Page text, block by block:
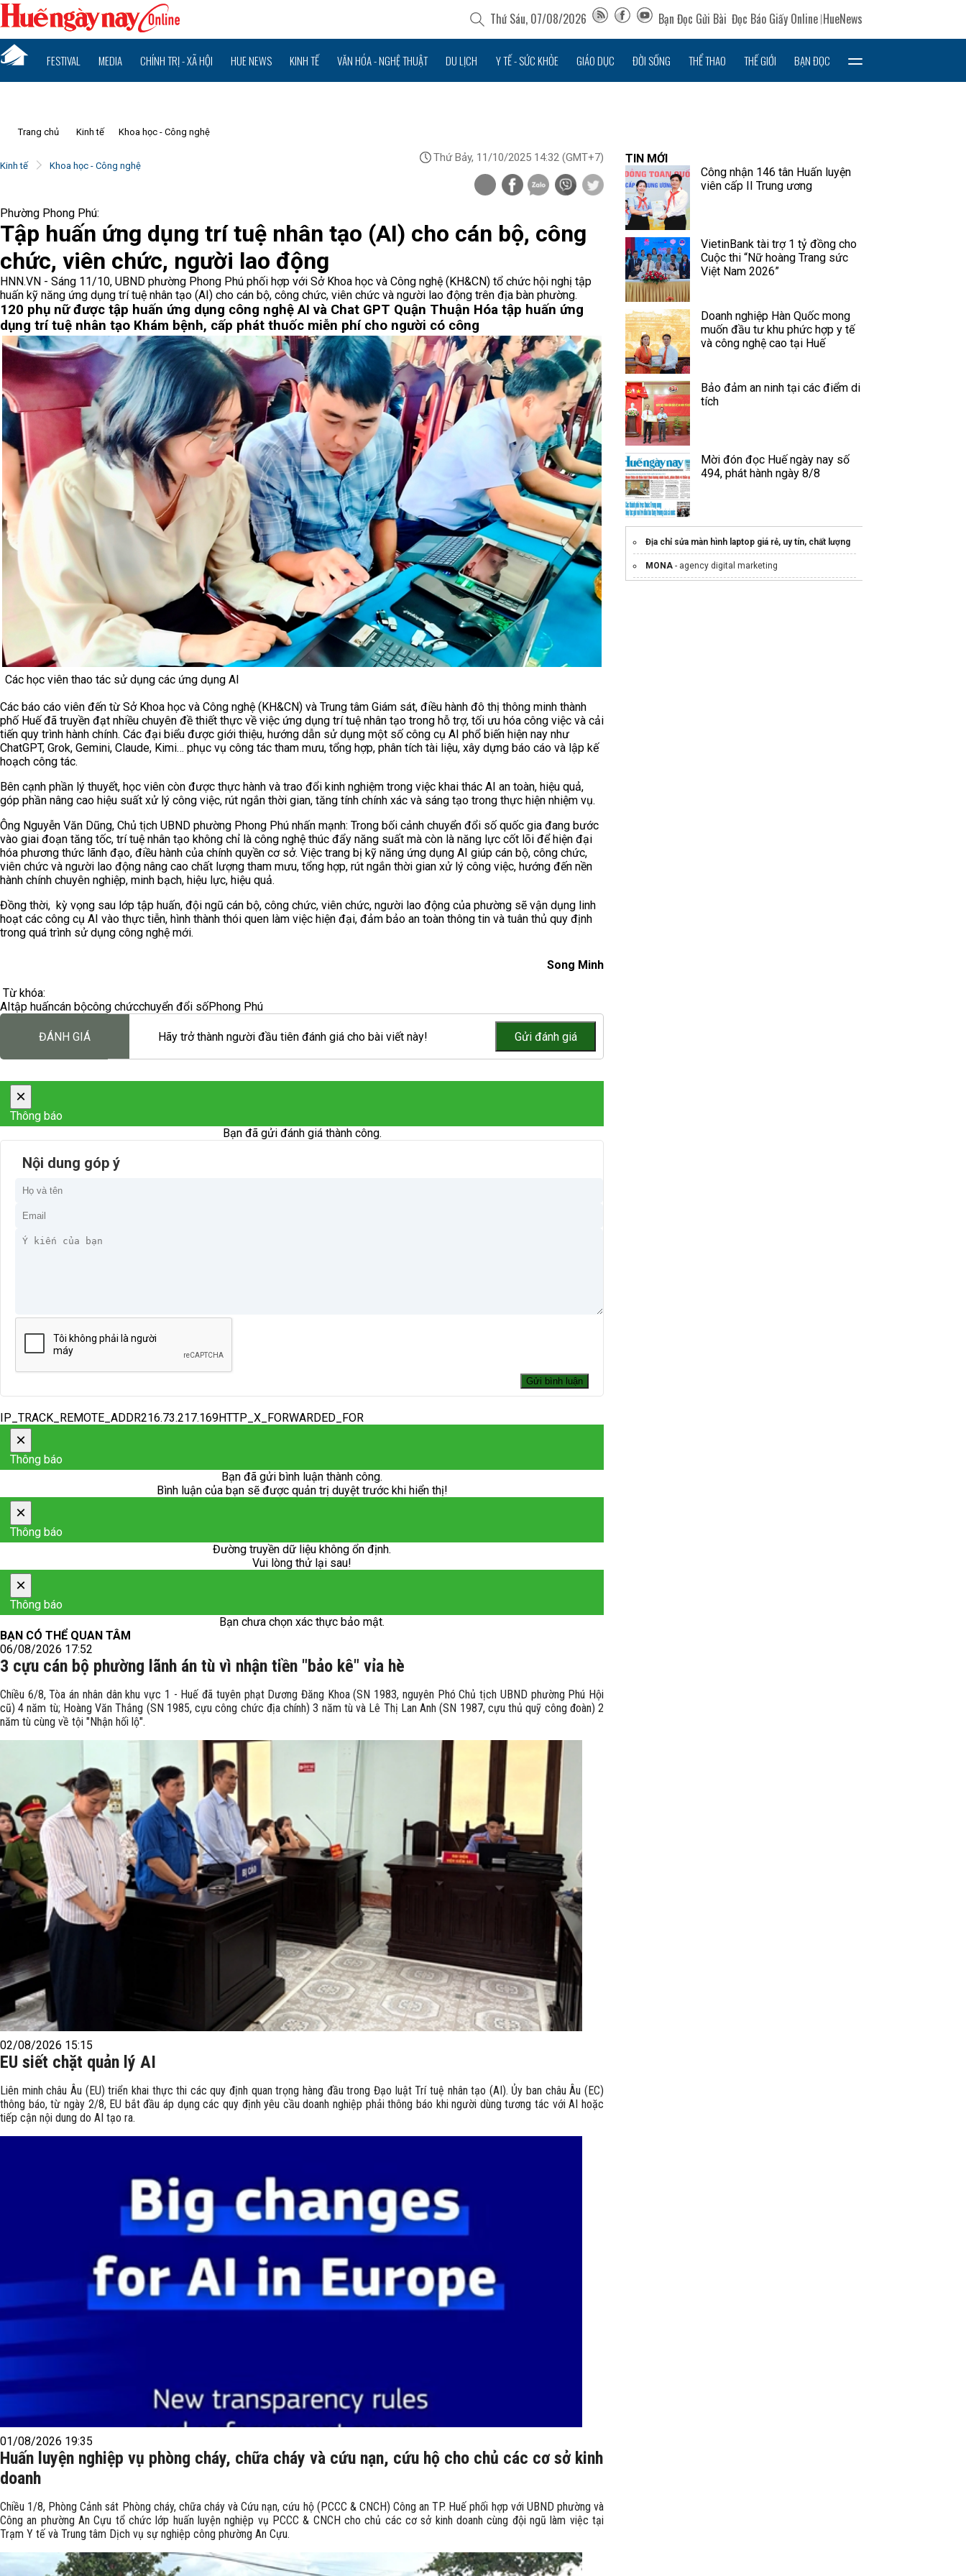
Thứ Sáu, 07/08/2026 Bạn Đọc Gửi Bài Đọc Báo Giấy Online HueNews
FESTIVAL MEDIA CHÍNH TRỊ - XÃ HỘI HUE NEWS KINH TẾ VĂN HÓA - NGHỆ THUẬT DU LỊCH Y TẾ - SỨC KHỎE GIÁO DỤC ĐỜI SỐNG THỂ THAO THẾ GIỚI BẠN ĐỌC
Trang chủ Kinh tế Khoa học - Công nghệ
Kinh tế Khoa học - Công nghệ
Thứ Bảy, 11/10/2025 14:32 (GMT+7)
Phường Phong Phú:
Tập huấn ứng dụng trí tuệ nhân tạo (AI) cho cán bộ, công
chức, viên chức, người lao động
HNN.VN - Sáng 11/10, UBND phường Phong Phú phối hợp với Sở Khoa học và Công nghệ (KH&CN) tổ chức hội nghị tập
huấn kỹ năng ứng dụng trí tuệ nhân tạo (AI) cho cán bộ, công chức, viên chức và người lao động trên địa bàn phường.
120 phụ nữ được tập huấn ứng dụng công nghệ AI và Chat GPT Quận Thuận Hóa tập huấn ứng
dụng trí tuệ nhân tạo Khám bệnh, cấp phát thuốc miễn phí cho người có công
Các học viên thao tác sử dụng các ứng dụng AI
Các báo cáo viên đến từ Sở Khoa học và Công nghệ (KH&CN) và Trung tâm Giám sát, điều hành đô thị thông minh thành
phố Huế đã truyền đạt nhiều chuyên đề thiết thực về việc ứng dụng trí tuệ nhân tạo trong hỗ trợ, tối ưu hóa công việc và cải
tiến quy trình hành chính. Các đại biểu được giới thiệu, hướng dẫn sử dụng một số công cụ AI phổ biến hiện nay như
ChatGPT, Grok, Gemini, Claude, Kimi… phục vụ công tác tham mưu, tổng hợp, phân tích tài liệu, xây dựng báo cáo và lập kế
hoạch công tác.
Bên cạnh phần lý thuyết, học viên còn được thực hành và trao đổi kinh nghiệm trong việc khai thác AI an toàn, hiệu quả,
góp phần nâng cao hiệu suất xử lý công việc, rút ngắn thời gian, tăng tính chính xác và sáng tạo trong thực hiện nhiệm vụ.
Ông Nguyễn Văn Dũng, Chủ tịch UBND phường Phong Phú nhấn mạnh: Trong bối cảnh chuyển đổi số quốc gia đang bước
vào giai đoạn tăng tốc, trí tuệ nhân tạo không chỉ là công nghệ thúc đẩy năng suất mà còn là năng lực cốt lõi để hiện đại
hóa phương thức lãnh đạo, điều hành của chính quyền cơ sở. Việc trang bị kỹ năng ứng dụng AI giúp cán bộ, công chức,
viên chức và người lao động nâng cao chất lượng tham mưu, tổng hợp, rút ngắn thời gian xử lý công việc, hướng đến nền
hành chính chuyên nghiệp, minh bạch, hiệu lực, hiệu quả.
Đồng thời, kỳ vọng sau lớp tập huấn, đội ngũ cán bộ, công chức, viên chức, người lao động của phường sẽ vận dụng linh
hoạt các công cụ AI vào thực tiễn, hình thành thói quen làm việc hiện đại, đảm bảo an toàn thông tin và tuân thủ quy định
trong quá trình sử dụng công nghệ mới.
Song Minh
Từ khóa:
AItập huấncán bộcông chứcchuyển đổi sốPhong Phú
ĐÁNH GIÁ Hãy trở thành người đầu tiên đánh giá cho bài viết này!
×
Thông báo
Bạn đã gửi đánh giá thành công.
Nội dung góp ý
IP_TRACK_REMOTE_ADDR216.73.217.169HTTP_X_FORWARDED_FOR
×
Thông báo
Bạn đã gửi bình luận thành công.
Bình luận của bạn sẽ được quản trị duyệt trước khi hiển thị!
×
Thông báo
Đường truyền dữ liệu không ổn định.
Vui lòng thử lại sau!
×
Thông báo
Bạn chưa chọn xác thực bảo mật.
BẠN CÓ THỂ QUAN TÂM
06/08/2026 17:52
3 cựu cán bộ phường lãnh án tù vì nhận tiền "bảo kê" vỉa hè
Chiều 6/8, Tòa án nhân dân khu vực 1 - Huế đã tuyên phạt Dương Đăng Khoa (SN 1983, nguyên Phó Chủ tịch UBND phường Phú Hội
cũ) 4 năm tù; Hoàng Văn Thắng (SN 1985, cựu công chức địa chính) 3 năm tù và Lê Thị Lan Anh (SN 1987, cựu thủ quỹ công đoàn) 2
năm tù cùng về tội "Nhận hối lộ".
02/08/2026 15:15
EU siết chặt quản lý AI
Liên minh châu Âu (EU) triển khai thực thi các quy định quan trọng hàng đầu trong Đạo luật Trí tuệ nhân tạo (AI). Ủy ban châu Âu (EC)
thông báo, từ ngày 2/8, EU bắt đầu áp dụng các quy định yêu cầu doanh nghiệp phải thông báo khi người dùng tương tác với AI hoặc
tiếp cận nội dung do AI tạo ra.
01/08/2026 19:35
Huấn luyện nghiệp vụ phòng cháy, chữa cháy và cứu nạn, cứu hộ cho chủ các cơ sở kinh
doanh
Chiều 1/8, Phòng Cảnh sát Phòng cháy, chữa cháy và Cứu nạn, cứu hộ (PCCC & CNCH) Công an TP. Huế phối hợp với UBND phường và
Công an phường An Cựu tổ chức lớp huấn luyện nghiệp vụ PCCC & CNCH cho chủ các cơ sở kinh doanh cùng đội ngũ làm việc tại
Trạm Y tế và Trung tâm Dịch vụ sự nghiệp công phường An Cựu.
TIN MỚI
Công nhận 146 tân Huấn luyện
viên cấp II Trung ương
VietinBank tài trợ 1 tỷ đồng cho
Cuộc thi “Nữ hoàng Trang sức
Việt Nam 2026”
Doanh nghiệp Hàn Quốc mong
muốn đầu tư khu phức hợp y tế
và công nghệ cao tại Huế
Bảo đảm an ninh tại các điểm di
tích
Mời đón đọc Huế ngày nay số
494, phát hành ngày 8/8
Địa chỉ sửa màn hình laptop giá rẻ, uy tín, chất lượng
MONA - agency digital marketing